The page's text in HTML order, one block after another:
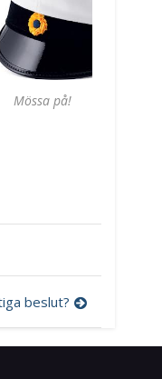
Mössa på!
beslut?